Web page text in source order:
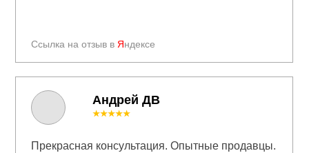
Ссылка на отзыв в Яндексе
Андрей ДВ
★★★★★
Прекрасная консультация. Опытные продавцы.